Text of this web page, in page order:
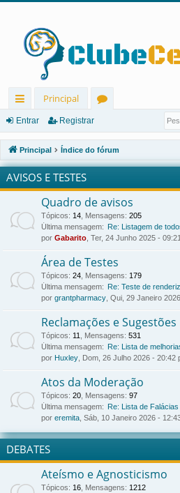
in
ks
rá
pi
os
Principal
u
ns
Entrar Registrar
Principal Índice do fórum
AVISOS E TESTES
Quadro de avisos
Tópicos: 14, Mensagens: 205
Última mensagem:
Re: Listagem de
por Gabarito, Ter, 24 Junho 2025 -
Área de Testes
Tópicos: 24, Mensagens: 179
Última mensagem:
Re: Teste de
por grantpharmacy, Qui, 29 Janeiro
Reclamações e Sugestões
Tópicos: 11, Mensagens: 531
Última mensagem:
Re: Lista de
por Huxley, Dom, 26 Julho 2026 - 20:42
Atos da Moderação
Tópicos: 20, Mensagens: 97
Última mensagem:
Re: Lista de Falácias
por eremita, Sáb, 10 Janeiro 2026 -
DEBATES
Ateísmo e Agnosticismo
Tópicos: 16, Mensagens: 1212